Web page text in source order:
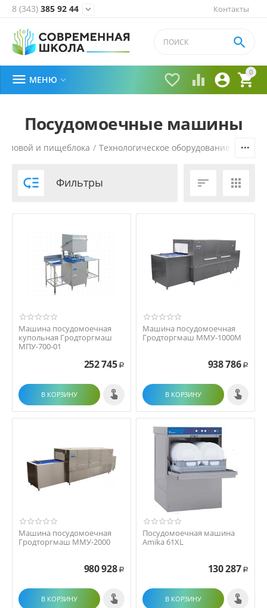
Контакты
8 (343) 385 92 44 
0


 

 МЕНЮ 
Посудомоечные машины
и пищеблока / Технологическое оборудование
 Фильтры  
Машина посудомоечная
купольная Гродторгмаш
МПУ-700-01
252 745 Р
В КОРЗИНУ
Машина посудомоечная
Гродторгмаш ММУ-1000M
938 786 Р
В КОРЗИНУ
Машина посудомоечная
Гродторгмаш ММУ-2000
980 928 Р
В КОРЗИНУ
Посудомоечная машина
Amika 61XL
130 287 Р
В КОРЗИНУ